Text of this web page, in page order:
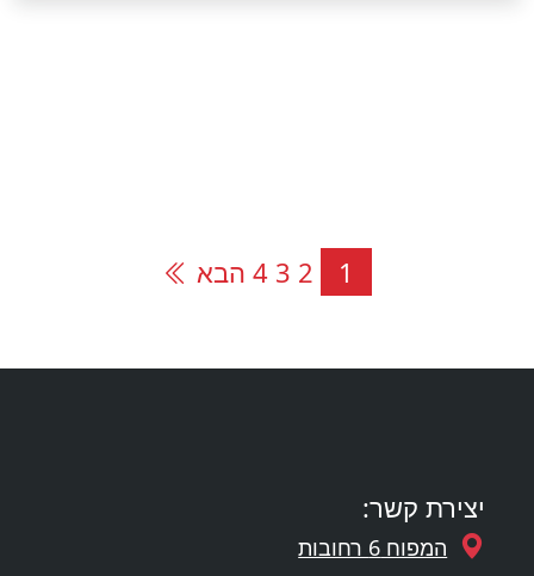
Page
1
Page
2
Page
3
Page
4 הבא
יצירת קשר:
המפוח 6 רחובות